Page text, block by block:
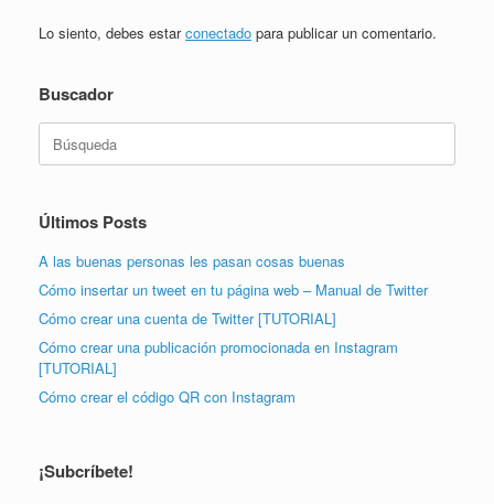
Lo siento, debes estarconectado para publicar un comentario.
Buscador
Buscar:
Últimos Posts
A las buenas personas les pasan cosas buenas
Cómo insertar un tweet en tu página web – Manual de Twitter
Cómo crear una cuenta de Twitter [TUTORIAL]
Cómo crear una publicación promocionada en Instagram
[TUTORIAL]
Cómo crear el código QR con Instagram
¡Subcríbete!